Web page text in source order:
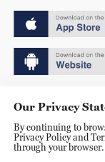
京ICP备20000184号
京公网安备
Our Privacy
By continuing to
Privacy Policy and
through your browser.